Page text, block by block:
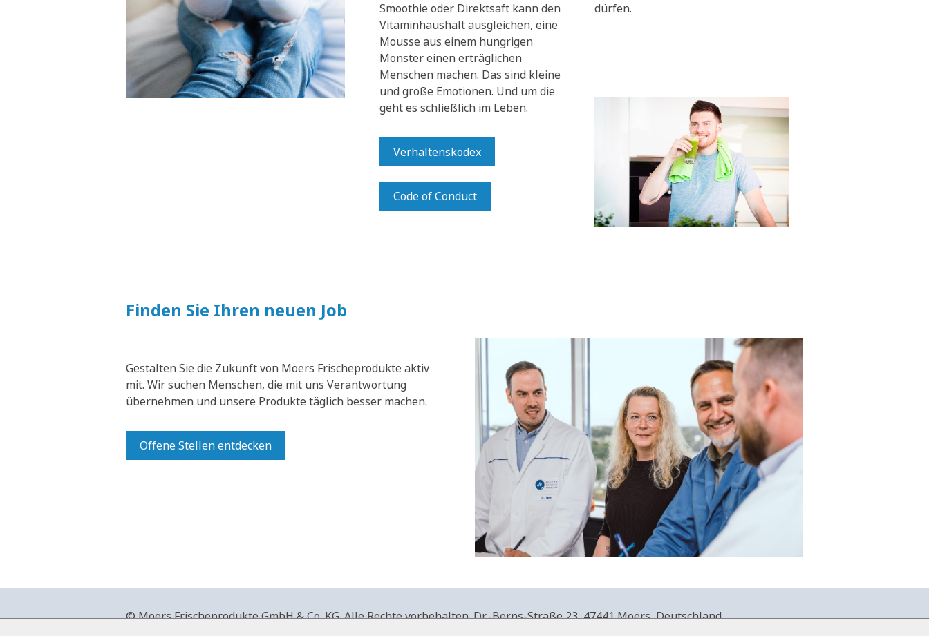
Smoothie oder Direktsaft kann den
Vitaminhaushalt ausgleichen, eine
Mousse aus einem hungrigen
Monster einen erträglichen
Menschen machen. Das sind kleine
und große Emotionen. Und um die
geht es schließlich im Leben.
Verhaltenskodex
Code of Conduct
dürfen.
Finden Sie Ihren neuen Job
Gestalten Sie die Zukunft von Moers Frischeprodukte aktiv
mit. Wir suchen Menschen, die mit uns Verantwortung
übernehmen und unsere Produkte täglich besser machen.
Offene Stellen entdecken
© Moers Frischeprodukte GmbH & Co. KG. Alle Rechte vorbehalten.Dr.-Berns-Straße 23,47441 Moers, Deutschland.